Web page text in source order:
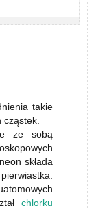
takie
ze sobą
składa
chlorku